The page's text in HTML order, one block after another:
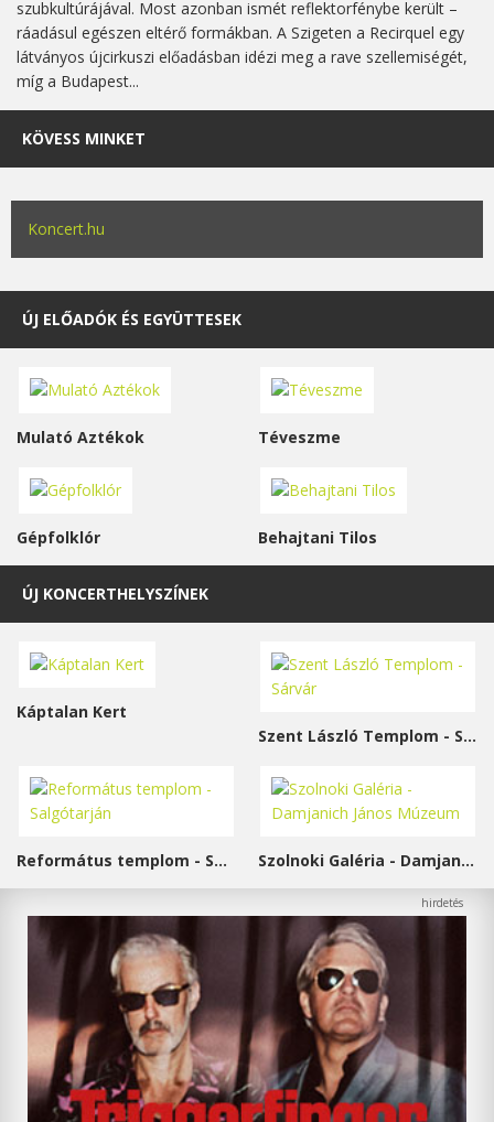
szubkultúrájával. Most azonban ismét reflektorfénybe került –
ráadásul egészen eltérő formákban. A Szigeten a Recirquel egy
látványos újcirkuszi előadásban idézi meg a rave szellemiségét,
míg a Budapest...
KÖVESS MINKET
Koncert.hu
ÚJ ELŐADÓK ÉS EGYÜTTESEK
Mulató Aztékok Téveszme
Gépfolklór Behajtani Tilos
ÚJ KONCERTHELYSZÍNEK
Káptalan Kert
Szent László Templom - Sárvár
Református templom - Salgótarján Szolnoki Galéria - Damjanich János Múzeum